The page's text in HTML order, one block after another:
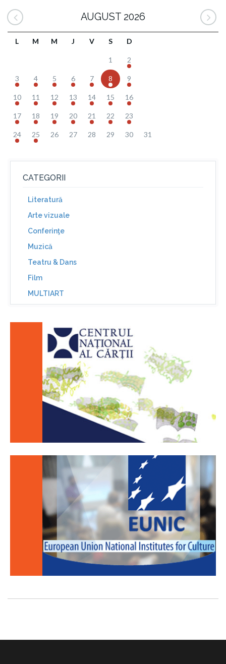
AUGUST 2026
L M M J V S D
1 2
3 4 5 6 7 8 9
10 11 12 13 14 15 16
17 18 19 20 21 22 23
24 25 26 27 28 29 30 31
CATEGORII
Literatură
Arte vizuale
Conferinţe
Muzică
Teatru & Dans
Film
MULTIART